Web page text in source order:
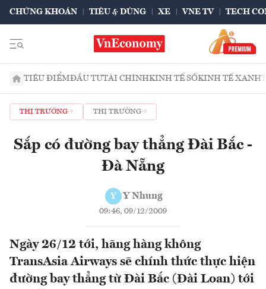
CHỨNG KHOÁN TIÊU & DÙNG XE VNE TV TECH
TIÊU ĐIỂMĐẦU TƯTÀI CHÍNHKINH TẾ SỐKINH TẾ XANH
THỊ TRƯỜNG THỊ TRƯỜNG
Sắp có đường bay thẳng Đài Bắc -
Đà Nẵng
Y Y Nhung
09:46, 09/12/2009
Ngày 26/12 tới, hãng hàng không
TransAsia Airways sẽ chính thức thực hiện
đường bay thẳng từ Đài Bắc (Đài Loan) tới